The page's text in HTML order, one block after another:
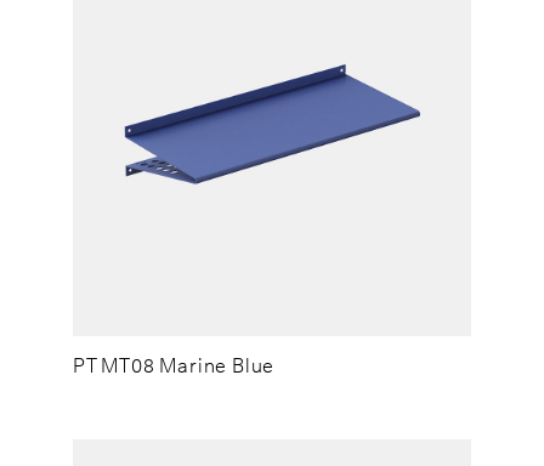
PT MT08 Marine Blue